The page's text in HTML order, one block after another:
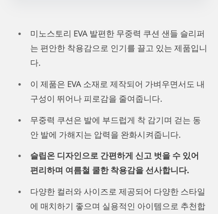
미노스토리 EVA 발편한 무중력 쿠션 샌들 슬리퍼
는 편안한 착용감으로 인기를 끌고 있는 제품입니
다.
이 제품은 EVA 소재로 제작되어 가벼우면서도 내
구성이 뛰어나 피로감을 줄여줍니다.
무중력 쿠션은 발에 부드럽게 착 감기며 걷는 동
안 발에 가해지는 압력을 완화시켜줍니다.
슬립온 디자인으로 간편하게 신고 벗을 수 있어
편리하며 여름철 쿨한 착용감을 선사합니다.
다양한 컬러와 사이즈로 제공되어 다양한 스타일
에 매치하기 좋으며 실용적인 아이템으로 추천합